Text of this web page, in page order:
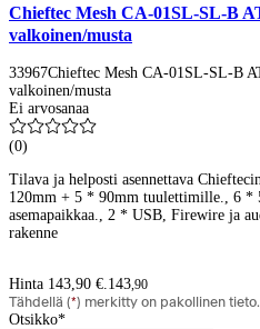
Chieftec Mesh CA-01SL-SL-B
valkoinen/musta
33967Chieftec Mesh CA-01SL-SL-B
valkoinen/musta
Ei arvosanaa
(0)
Tilava ja helposti asennettava
120mm + 5 * 90mm tuulettimille., 6 *
asemapaikkaa., 2 * USB, Firewire ja
rakenne
Hinta 143,90 €. 143,90
Tähdellä (*) merkitty on pakollinen tieto.
Otsikko*